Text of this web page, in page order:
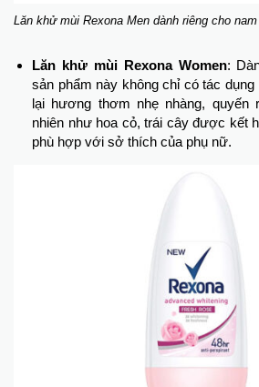
Lăn khử mùi Rexona Men dành riêng cho
Lăn khử mùi Rexona Women:
sản phẩm này không chỉ có tác
lại hương thơm nhẹ nhàng,
nhiên như hoa cỏ, trái cây được kết
phù hợp với sở thích của phụ nữ.